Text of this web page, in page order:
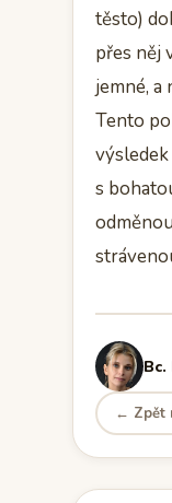
těsto)
přes něj
jemné, a
Tento
s
← Zpět